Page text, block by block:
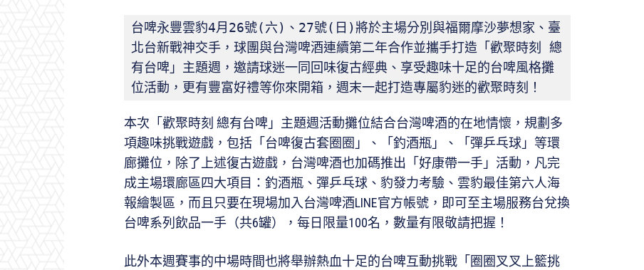
台啤永豐雲豹4月26號(六)、27號(日)將於主場分別與福爾摩沙夢想家、臺
北台新戰神交手，球團與台灣啤酒連續第二年合作並攜手打造「歡聚時刻 總
有台啤」主題週，邀請球迷一同回味復古經典、享受趣味十足的台啤風格攤
位活動，更有豐富好禮等你來開箱，週末一起打造專屬豹迷的歡聚時刻！
本次「歡聚時刻 總有台啤」主題週活動攤位結合台灣啤酒的在地情懷，規劃多
項趣味挑戰遊戲，包括「台啤復古套圈圈」、「釣酒瓶」、「彈乒乓球」等環
廊攤位，除了上述復古遊戲，台灣啤酒也加碼推出「好康帶一手」活動，凡完
成主場環廊區四大項目：釣酒瓶、彈乒乓球、豹發力考驗、雲豹最佳第六人海
報繪製區，而且只要在現場加入台灣啤酒LINE官方帳號，即可至主場服務台兌換
台啤系列飲品一手（共6罐），每日限量100名，數量有限敬請把握！
此外本週賽事的中場時間也將舉辦熱血十足的台啤互動挑戰「圈圈叉叉上籃挑